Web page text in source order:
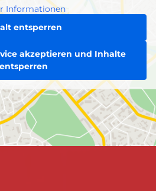
Informationen
entsperren
akzeptieren und Inhalte
entsperren